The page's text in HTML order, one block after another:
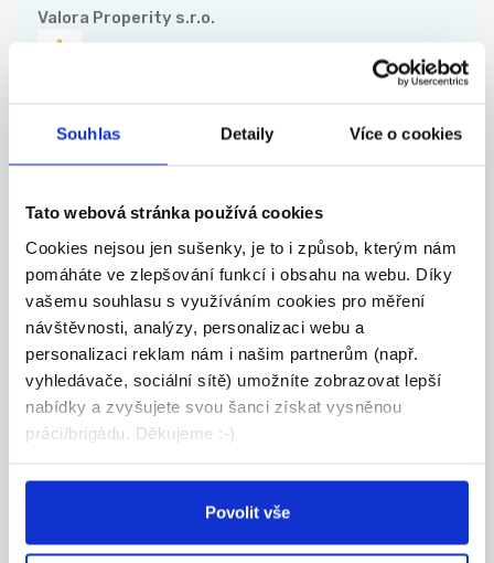
Souhlas Detaily Více o cookies
Tato webová stránka používá cookies
Cookies nejsou jen sušenky, je to i způsob, kterým nám
pomáháte ve zlepšování funkcí i obsahu na webu. Díky
vašemu souhlasu s využíváním cookies pro měření
návštěvnosti, analýzy, personalizaci webu a
personalizaci reklam nám i našim partnerům (např.
vyhledávače, sociální sítě) umožníte zobrazovat lepší
nabídky a zvyšujete svou šanci získat vysněnou
práci/brigádu. Děkujeme :-)
Povolit vše
Valora Properity s.r.o.
27.07.2026
kolejových staveb
Co u nás budete dělat? - Řídit realizace sta...
Celá ČR
Chládek & Tintěra, a.s.
ZKUŠENÝ TECHNICKÝ
NÁKUPČÍ | AŽ 70 000 KČ |
PÍSEK